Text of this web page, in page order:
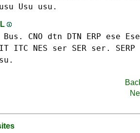
usu Usu usu.
CNO dtn DTN ERP
ese
ITC NES ser SER ser.
SERP